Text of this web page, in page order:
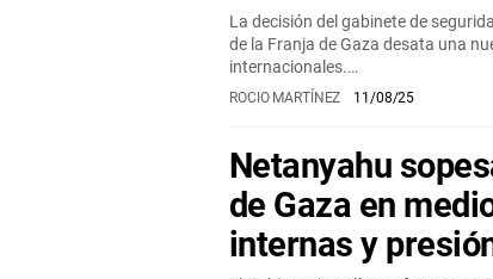
La decisión del gabinete de
de la Franja de Gaza desata una
internacionales.…
ROCIO MARTÍNEZ 11/08/25
Netanyahu
de Gaza en
internas y